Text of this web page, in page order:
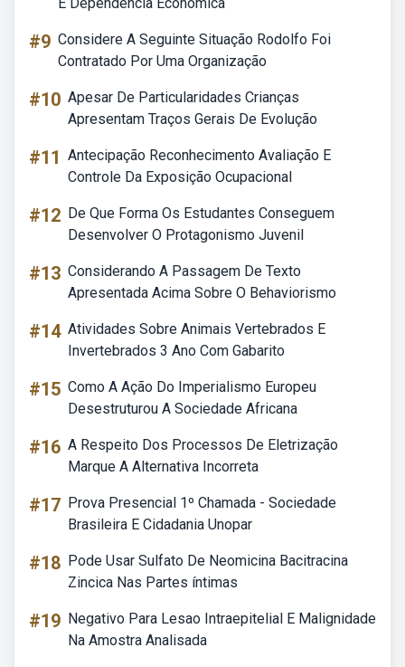
#9 Considere A Seguinte Situação Rodolfo Foi
Contratado Por Uma Organização
#10 Apesar De Particularidades Crianças
Apresentam Traços Gerais De Evolução
#11 Antecipação Reconhecimento Avaliação E
Controle Da Exposição Ocupacional
#12 De Que Forma Os Estudantes Conseguem
Desenvolver O Protagonismo Juvenil
#13 Considerando A Passagem De Texto
Apresentada Acima Sobre O Behaviorismo
#14 Atividades Sobre Animais Vertebrados E
Invertebrados 3 Ano Com Gabarito
#15 Como A Ação Do Imperialismo Europeu
Desestruturou A Sociedade Africana
#16 A Respeito Dos Processos De Eletrização
Marque A Alternativa Incorreta
#17 Prova Presencial 1º Chamada - Sociedade
Brasileira E Cidadania Unopar
#18 Pode Usar Sulfato De Neomicina Bacitracina
Zincica Nas Partes íntimas
#19 Negativo Para Lesao Intraepitelial E Malignidade
Na Amostra Analisada